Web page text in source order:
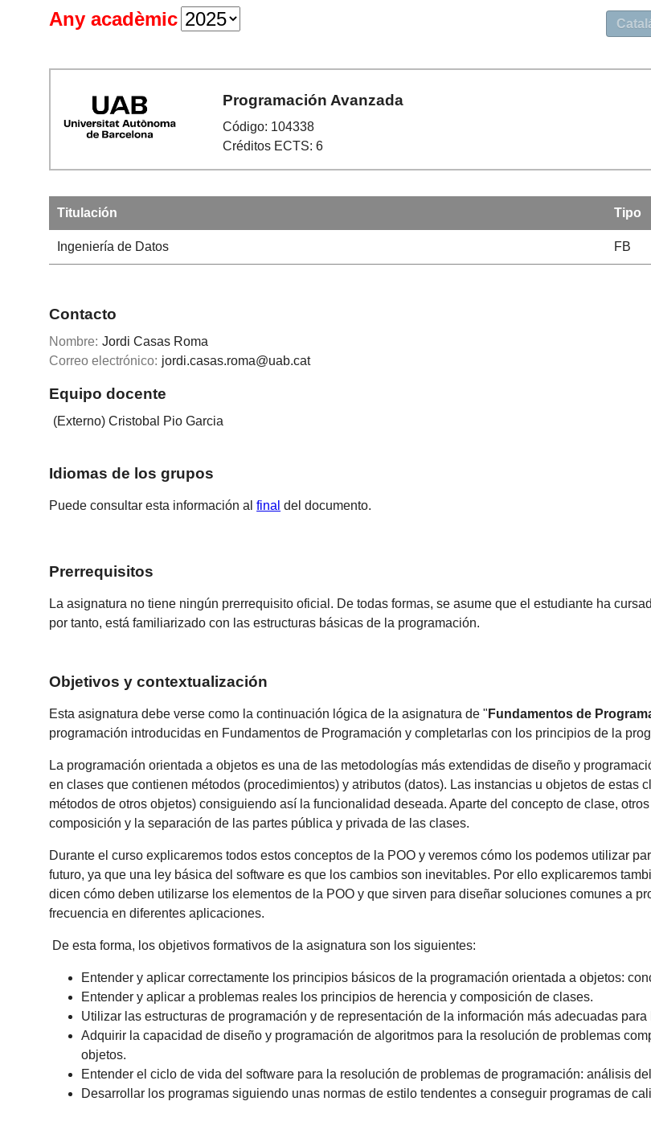
Any acadèmic
Programación Avanzada
Código: 104338
Créditos ECTS: 6
Titulación Tipo
Ingeniería de Datos FB
Contacto
Nombre: Jordi Casas Roma
Correo electrónico: jordi.casas.roma@uab.cat
Equipo docente
(Externo) Cristobal Pio Garcia
Idiomas de los grupos
Puede consultar esta información alfinal del documento.
Prerrequisitos
La asignatura no tiene ningún prerrequisito oficial. De todas formas, se asume que el estudiante ha
por tanto, está familiarizado con las estructuras básicas de la programación.
Objetivos y contextualización
Esta asignatura debe verse como la continuación lógica de la asignatura de " Fundamentos de
programación introducidas en Fundamentos de Programación y completarlas con los principios de la
La programación orientada a objetos es una de las metodologías más extendidas de diseño y
en clases que contienen métodos (procedimientos) y atributos (datos). Las instancias u objetos de estas
métodos de otros objetos) consiguiendo así la funcionalidad deseada. Aparte del concepto de clase,
composición y la separación de las partes pública y privada de las clases.
Durante el curso explicaremos todos estos conceptos de la POO y veremos cómo los podemos utilizar
futuro, ya que una ley básica del software es que los cambios son inevitables. Por ello explicaremos
dicen cómo deben utilizarse los elementos de la POO y que sirven para diseñar soluciones comunes a
frecuencia en diferentes aplicaciones.
De esta forma, los objetivos formativos de la asignatura son los siguientes:
Entender y aplicar correctamente los principios básicos de la programación orientada a objetos:
Entender y aplicar a problemas reales los principios de herencia y composición de clases.
Utilizar las estructuras de programación y de representación de la información más adecuadas
Adquirir la capacidad de diseño y programación de algoritmos para la resolución de problemas
objetos.
Entender el ciclo de vida del software para la resolución de problemas de programación: análisis
Desarrollar los programas siguiendo unas normas de estilo tendentes a conseguir programas de